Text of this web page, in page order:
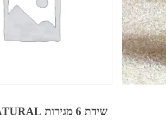
שידת 6 מגירות NATURAL